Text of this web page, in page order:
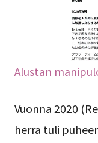
Alustan
Vuonna 2020
herra tuli